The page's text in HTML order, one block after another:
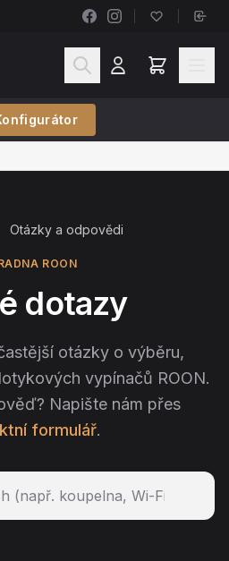
Otázky a odpovědi
ROON
dotazy
otázky o výběru,
vypínačů ROON.
Napište nám přes
formulář.